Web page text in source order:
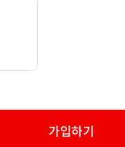
가입하기